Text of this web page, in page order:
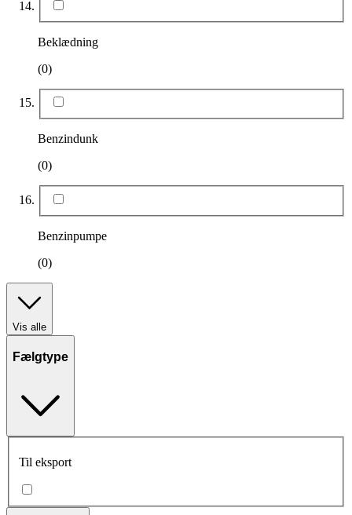
Beklædning
(0)
Benzindunk
(0)
Benzinpumpe
(0)
Vis alle
Fælgtype
Til eksport